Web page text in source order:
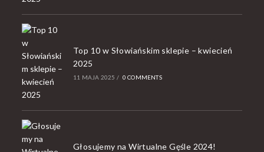
Top 10 w Słowiańskim sklepie – kwiecień
2025
11 MAJA 2025 / 0 COMMENTS
Głosujemy na Wirtualne Gęśle 2024!